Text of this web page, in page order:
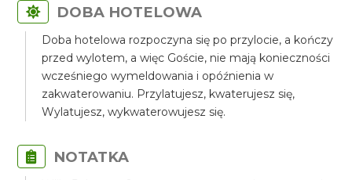
DOBA HOTELOWA
Doba hotelowa rozpoczyna się po przylocie, a kończy
przed wylotem, a więc Goście, nie mają konieczności
wcześniego wymeldowania i opóźnienia w
zakwaterowaniu. Przylatujesz, kwaterujesz się,
Wylatujesz, wykwaterowujesz się.
NOTATKA